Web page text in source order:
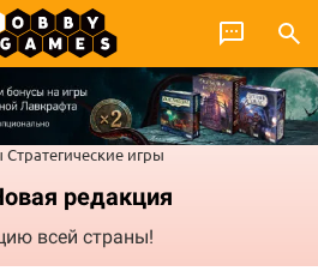
Стратегические игры
редакция
всей страны!